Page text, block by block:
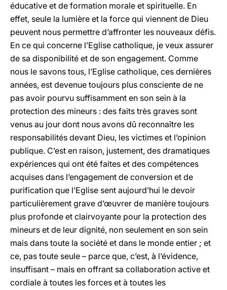
éducative et de formation morale et spirituelle. En
effet, seule la lumière et la force qui viennent de Dieu
peuvent nous permettre d’affronter les nouveaux défis.
En ce qui concerne l’Eglise catholique, je veux assurer
de sa disponibilité et de son engagement. Comme
nous le savons tous, l’Eglise catholique, ces dernières
années, est devenue toujours plus consciente de ne
pas avoir pourvu suffisamment en son sein à la
protection des mineurs : des faits très graves sont
venus au jour dont nous avons dû reconnaître les
responsabilités devant Dieu, les victimes et l’opinion
publique. C’est en raison, justement, des dramatiques
expériences qui ont été faites et des compétences
acquises dans l’engagement de conversion et de
purification que l’Eglise sent aujourd’hui le devoir
particulièrement grave d’œuvrer de manière toujours
plus profonde et clairvoyante pour la protection des
mineurs et de leur dignité, non seulement en son sein
mais dans toute la société et dans le monde entier ; et
ce, pas toute seule – parce que, c’est, à l’évidence,
insuffisant – mais en offrant sa collaboration active et
cordiale à toutes les forces et à toutes les